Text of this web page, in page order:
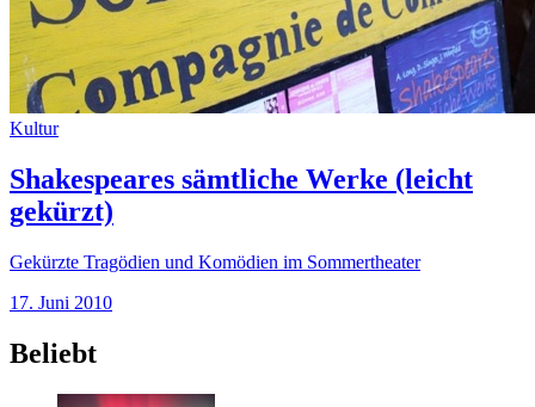
Kultur
Shakespeares sämtliche Werke (leicht
gekürzt)
Gekürzte Tragödien und Komödien im Sommertheater
17. Juni 2010
Beliebt